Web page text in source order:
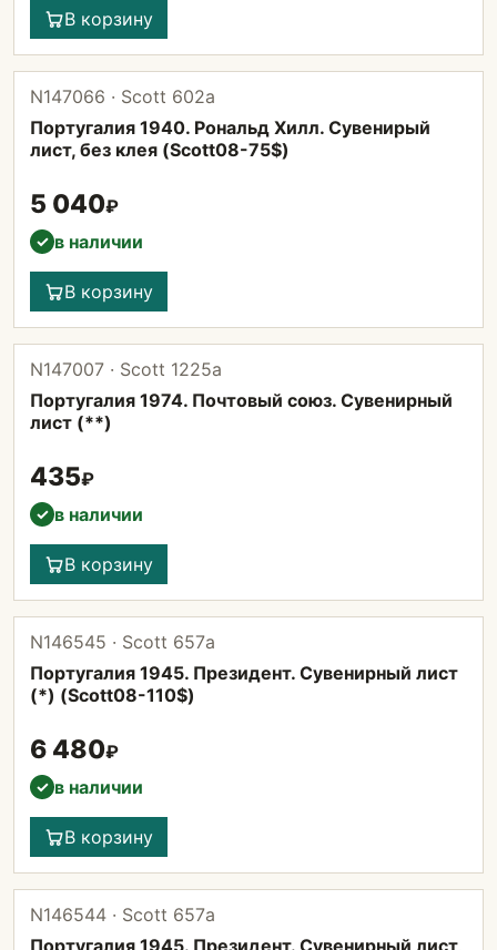
В корзину
N147066 · Scott 602а
Португалия 1940. Рональд Хилл. Сувенирый
лист, без клея (Scott08-75$)
5 040₽
✓ в наличии
В корзину
N147007 · Scott 1225а
Португалия 1974. Почтовый союз. Сувенирный
лист (**)
435₽
✓ в наличии
В корзину
N146545 · Scott 657а
Португалия 1945. Президент. Сувенирный лист
(*) (Scott08-110$)
6 480₽
✓ в наличии
В корзину
N146544 · Scott 657а
Португалия 1945. Президент. Сувенирный лист,